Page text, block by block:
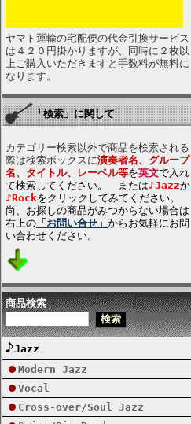
ヤマト運輸の宅配便の代金引換サービス
は４２０円掛かりますが、同時に２枚以
上ご購入いただきますと手数料が無料に
なります。
「検索」に関して
カテゴリー検索以外で商品を検索される
際は検索ボックスに演奏者名、グループ
名、タイトル、レーベル等を英文で入れ
て検索してください。 または♪Jazzか
♪Rockをクリックしてみてください。
尚、お探しの商品がみつからない場合は
右上の 「お問い合せ」 からお気軽にお問
い合わせください。
商品検索
Jazz
Modern Jazz
Vocal
Cross-over/Soul Jazz